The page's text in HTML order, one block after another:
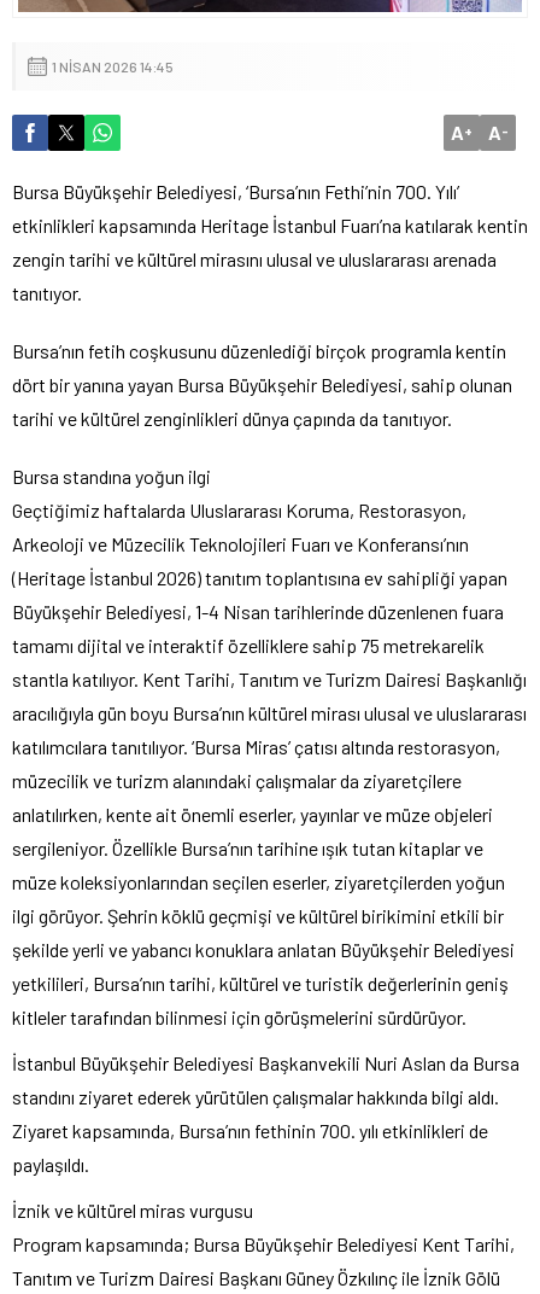
1 NISAN 2026 14:45
A+ A-
Bursa Büyükşehir Belediyesi, ‘Bursa’nın Fethi’nin 700. Yılı’
etkinlikleri kapsamında Heritage İstanbul Fuarı’na katılarak kentin
zengin tarihi ve kültürel mirasını ulusal ve uluslararası arenada
tanıtıyor.
Bursa’nın fetih coşkusunu düzenlediği birçok programla kentin
dört bir yanına yayan Bursa Büyükşehir Belediyesi, sahip olunan
tarihi ve kültürel zenginlikleri dünya çapında da tanıtıyor.
Bursa standına yoğun ilgi
Geçtiğimiz haftalarda Uluslararası Koruma, Restorasyon,
Arkeoloji ve Müzecilik Teknolojileri Fuarı ve Konferansı’nın
(Heritage İstanbul 2026) tanıtım toplantısına ev sahipliği yapan
Büyükşehir Belediyesi, 1-4 Nisan tarihlerinde düzenlenen fuara
tamamı dijital ve interaktif özelliklere sahip 75 metrekarelik
stantla katılıyor. Kent Tarihi, Tanıtım ve Turizm Dairesi Başkanlığı
aracılığıyla gün boyu Bursa’nın kültürel mirası ulusal ve uluslararası
katılımcılara tanıtılıyor. ‘Bursa Miras’ çatısı altında restorasyon,
müzecilik ve turizm alanındaki çalışmalar da ziyaretçilere
anlatılırken, kente ait önemli eserler, yayınlar ve müze objeleri
sergileniyor. Özellikle Bursa’nın tarihine ışık tutan kitaplar ve
müze koleksiyonlarından seçilen eserler, ziyaretçilerden yoğun
ilgi görüyor. Şehrin köklü geçmişi ve kültürel birikimini etkili bir
şekilde yerli ve yabancı konuklara anlatan Büyükşehir Belediyesi
yetkilileri, Bursa’nın tarihi, kültürel ve turistik değerlerinin geniş
kitleler tarafından bilinmesi için görüşmelerini sürdürüyor.
İstanbul Büyükşehir Belediyesi Başkanvekili Nuri Aslan da Bursa
standını ziyaret ederek yürütülen çalışmalar hakkında bilgi aldı.
Ziyaret kapsamında, Bursa’nın fethinin 700. yılı etkinlikleri de
paylaşıldı.
İznik ve kültürel miras vurgusu
Program kapsamında; Bursa Büyükşehir Belediyesi Kent Tarihi,
Tanıtım ve Turizm Dairesi Başkanı Güney Özkılınç ile İznik Gölü